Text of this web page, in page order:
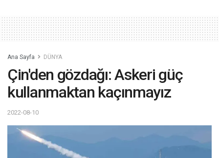
Ana Sayfa DÜNYA
Çin'den gözdağı: Askeri güç
kullanmaktan kaçınmayız
2022-08-10